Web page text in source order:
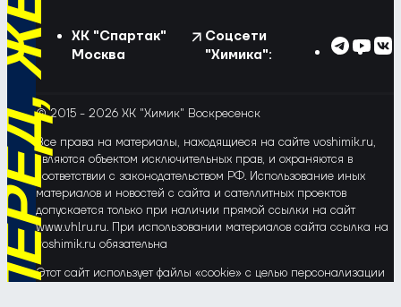
ХК "Спартак"
Москва
Соцсети
"Химика":
© 2015 - 2026 ХК "Химик" Воскресенск
Все права на материалы, находящиеся на сайте voshimik.ru,
являются объектом исключительных прав, и охраняются в
соответствии с законодательством РФ. Использование иных
материалов и новостей с сайта и сателлитных проектов
допускается только при наличии прямой ссылки на сайт
www.vhlru.ru. При использовании материалов сайта ссылка на
voshimik.ru обязательна
Этот сайт использует файлы «cookie» с целью персонализации